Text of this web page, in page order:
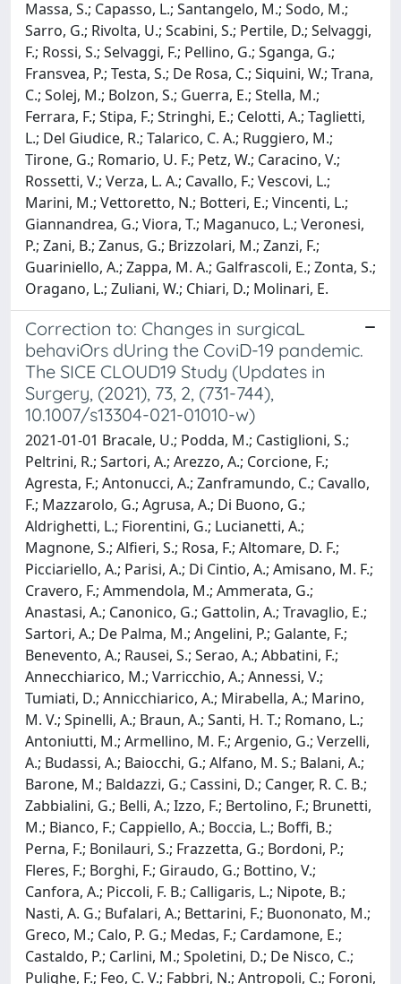
Massa, S.; Capasso, L.; Santangelo, M.; Sodo, M.;
Sarro, G.; Rivolta, U.; Scabini, S.; Pertile, D.; Selvaggi,
F.; Rossi, S.; Selvaggi, F.; Pellino, G.; Sganga, G.;
Fransvea, P.; Testa, S.; De Rosa, C.; Siquini, W.; Trana,
C.; Solej, M.; Bolzon, S.; Guerra, E.; Stella, M.;
Ferrara, F.; Stipa, F.; Stringhi, E.; Celotti, A.; Taglietti,
L.; Del Giudice, R.; Talarico, C. A.; Ruggiero, M.;
Tirone, G.; Romario, U. F.; Petz, W.; Caracino, V.;
Rossetti, V.; Verza, L. A.; Cavallo, F.; Vescovi, L.;
Marini, M.; Vettoretto, N.; Botteri, E.; Vincenti, L.;
Giannandrea, G.; Viora, T.; Maganuco, L.; Veronesi,
P.; Zani, B.; Zanus, G.; Brizzolari, M.; Zanzi, F.;
Guariniello, A.; Zappa, M. A.; Galfrascoli, E.; Zonta, S.;
Oragano, L.; Zuliani, W.; Chiari, D.; Molinari, E.
Correction to: Changes in surgicaL
behaviOrs dUring the CoviD-19 pandemic.
The SICE CLOUD19 Study (Updates in
Surgery, (2021), 73, 2, (731-744),
10.1007/s13304-021-01010-w)
2021-01-01 Bracale, U.; Podda, M.; Castiglioni, S.;
Peltrini, R.; Sartori, A.; Arezzo, A.; Corcione, F.;
Agresta, F.; Antonucci, A.; Zanframundo, C.; Cavallo,
F.; Mazzarolo, G.; Agrusa, A.; Di Buono, G.;
Aldrighetti, L.; Fiorentini, G.; Lucianetti, A.;
Magnone, S.; Alfieri, S.; Rosa, F.; Altomare, D. F.;
Picciariello, A.; Parisi, A.; Di Cintio, A.; Amisano, M. F.;
Cravero, F.; Ammendola, M.; Ammerata, G.;
Anastasi, A.; Canonico, G.; Gattolin, A.; Travaglio, E.;
Sartori, A.; De Palma, M.; Angelini, P.; Galante, F.;
Benevento, A.; Rausei, S.; Serao, A.; Abbatini, F.;
Annecchiarico, M.; Varricchio, A.; Annessi, V.;
Tumiati, D.; Annicchiarico, A.; Mirabella, A.; Marino,
M. V.; Spinelli, A.; Braun, A.; Santi, H. T.; Romano, L.;
Antoniutti, M.; Armellino, M. F.; Argenio, G.; Verzelli,
A.; Budassi, A.; Baiocchi, G.; Alfano, M. S.; Balani, A.;
Barone, M.; Baldazzi, G.; Cassini, D.; Canger, R. C. B.;
Zabbialini, G.; Belli, A.; Izzo, F.; Bertolino, F.; Brunetti,
M.; Bianco, F.; Cappiello, A.; Boccia, L.; Boffi, B.;
Perna, F.; Bonilauri, S.; Frazzetta, G.; Bordoni, P.;
Fleres, F.; Borghi, F.; Giraudo, G.; Bottino, V.;
Canfora, A.; Piccoli, F. B.; Calligaris, L.; Nipote, B.;
Nasti, A. G.; Bufalari, A.; Bettarini, F.; Buononato, M.;
Greco, M.; Calo, P. G.; Medas, F.; Cardamone, E.;
Castaldo, P.; Carlini, M.; Spoletini, D.; De Nisco, C.;
Pulighe, F.; Feo, C. V.; Fabbri, N.; Antropoli, C.; Foroni,